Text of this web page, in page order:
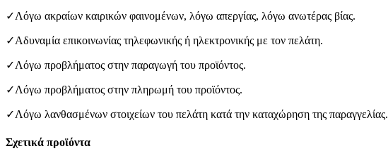
✓Λόγω ακραίων καιρικών φαινομένων, λόγω απεργίας, λόγω ανωτέρας βίας.
✓Αδυναμία επικοινωνίας τηλεφωνικής ή ηλεκτρονικής με τον πελάτη.
✓Λόγω προβλήματος στην παραγωγή του προϊόντος.
✓Λόγω προβλήματος στην πληρωμή του προϊόντος.
✓Λόγω λανθασμένων στοιχείων του πελάτη κατά την καταχώρηση της παραγγελίας.
Σχετικά προϊόντα